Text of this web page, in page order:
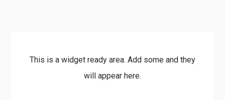
This is a widget ready area. Add some and they
will appear here.